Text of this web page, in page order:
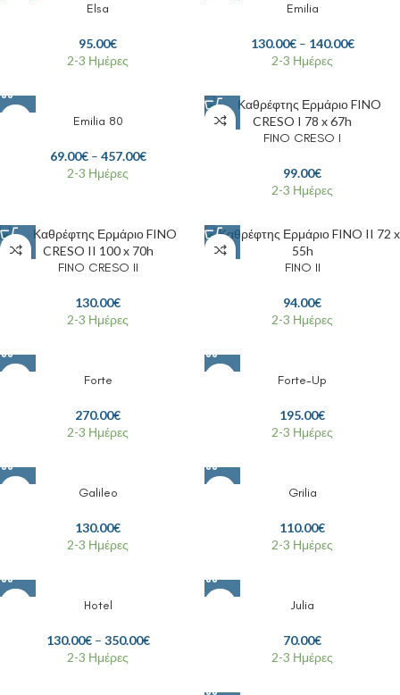
Elsa
95.00€
2-3 Ημέρες
Emilia
130.00€ – 140.00€
2-3 Ημέρες
Emilia 80
69.00€ – 457.00€
2-3 Ημέρες
FINO CRESO I
99.00€
2-3 Ημέρες
FINO CRESO II
130.00€
2-3 Ημέρες
FINO II
94.00€
2-3 Ημέρες
Forte
270.00€
2-3 Ημέρες
Forte-Up
195.00€
2-3 Ημέρες
Galileo
130.00€
2-3 Ημέρες
Grilia
110.00€
2-3 Ημέρες
Hotel
130.00€ – 350.00€
2-3 Ημέρες
Julia
70.00€
2-3 Ημέρες